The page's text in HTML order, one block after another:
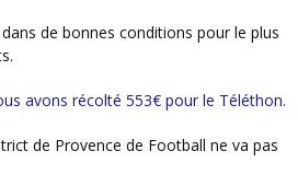
avons récolté 553€ pour le Téléthon.